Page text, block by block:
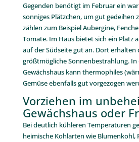
Gegenden benötigt im Februar ein
sonniges Plätzchen, um gut gedeihen
zählen zum Beispiel Aubergine,
Tomate. Im Haus bietet sich ein Platz
auf der Südseite gut an. Dort erhalten
größtmögliche Sonnenbestrahlung. In
Gewächshaus kann thermophiles
Gemüse ebenfalls gut vorgezogen
Vorziehen im
Gewächshaus oder
Bei deutlich kühleren Temperaturen
heimische Kohlarten wie Blumenkohl,